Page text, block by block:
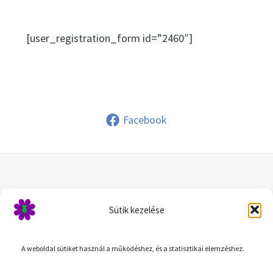
Sütik kezelése
A weboldal sütiket használ a működéshez, és a statisztikai elemzéshez.
[user_registration_form id=”2460″]
Facebook
Kapcsolat: info@gyogyfupatika.hu